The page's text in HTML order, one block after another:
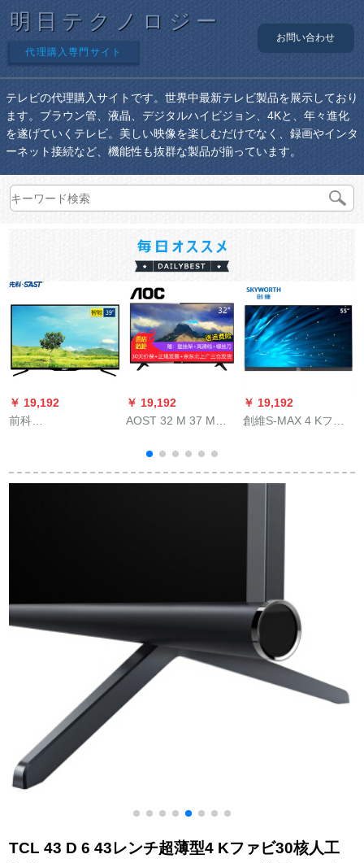
明日テクノロジー
代理購入専門サイト
お問い合わせ
テレビの代理購入サイトです。世界中最新テレビ製品を展示しており
ます。ブラウン管、液晶、デジタルハイビジョン、4Kと、年々進化
を遂げていくテレビ。美しい映像を楽しむだけでなく、録画やインタ
ーネット接続など、機能性も抜群な製品が揃っています。
￥ 19,192
前科
スピト液晶パネ39ラ
￥ 19,192
AOST 32 M 37 M
テレビのモネータ2
は、スピカを内蔵し
￥ 19,192
創維S-MAX 4 Kフル
ウンドトラック
TCL 43 D 6 43レンチ超薄型4 Kファビ30核人工